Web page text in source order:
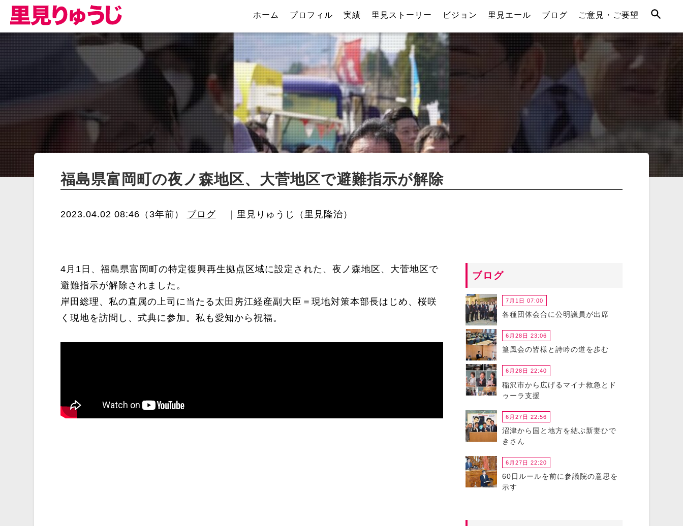
ホーム プロフィル 実績 里見ストーリー ビジョン 里見エール ブログ ご意見・ご要望
福島県富岡町の夜ノ森地区、大菅地区で避難指示が解除
2023.04.02 08:46（3年前） ブログ ｜里見りゅうじ（里見隆治）
4月1日、福島県富岡町の特定復興再生拠点区域に設定された、夜ノ森地区、大菅地区で
避難指示が解除されました。
岸田総理、私の直属の上司に当たる太田房江経産副大臣＝現地対策本部長はじめ、桜咲
く現地を訪問し、式典に参加。私も愛知から祝福。
ブログ
7月1日 07:00
各種団体会合に公明議員が出席
6月28日 23:06
篁風会の皆様と詩吟の道を歩む
6月28日 22:40
稲沢市から広げるマイナ救急とド
ゥーラ支援
6月27日 22:56
沼津から国と地方を結ぶ新妻ひで
きさん
6月27日 22:20
60日ルールを前に参議院の意思を
示す